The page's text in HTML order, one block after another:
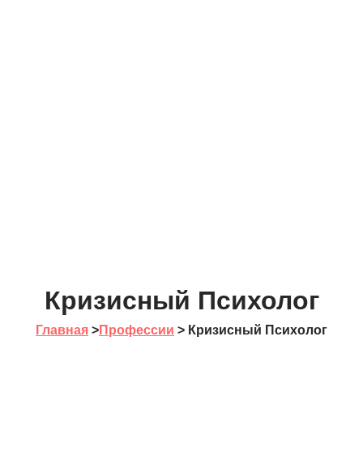
Кризисный Психолог
Главная >Профессии > Кризисный Психолог